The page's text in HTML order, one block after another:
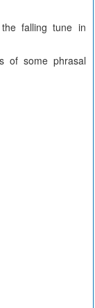
falling tune in
of some phrasal